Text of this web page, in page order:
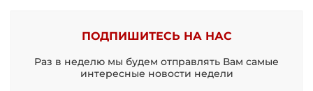
ПОДПИШИТЕСЬ НА НАС
Раз в неделю мы будем отправлять Вам самые
интересные новости недели